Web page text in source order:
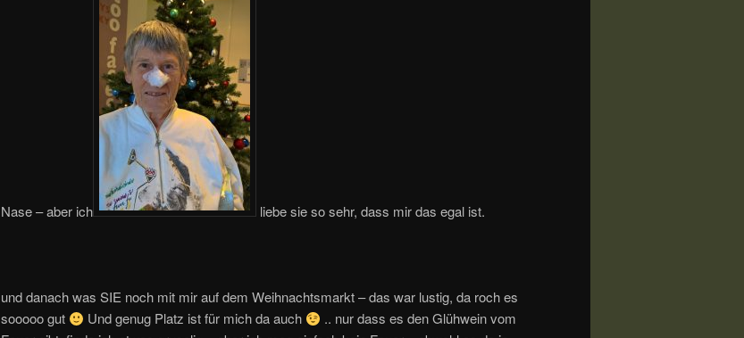
Nase – aber ich liebe sie so sehr, dass mir das egal ist.
und danach was SIE noch mit mir auf dem Weihnachtsmarkt – das war lustig, da roch es
sooooo gut
Und genug Platz ist für mich da auch
.. nur dass es den Glühwein vom